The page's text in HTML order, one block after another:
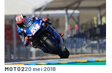
MOTO220 mei 2018